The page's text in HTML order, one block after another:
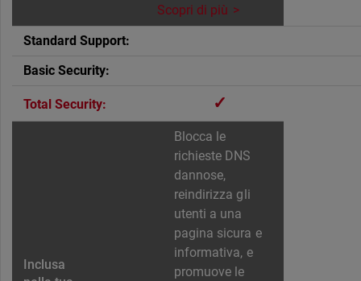
Scopri di più
✓
Blocca le
richieste DNS
dannose,
reindirizza gli
utenti a una
pagina sicura e
informativa, e
promuove le